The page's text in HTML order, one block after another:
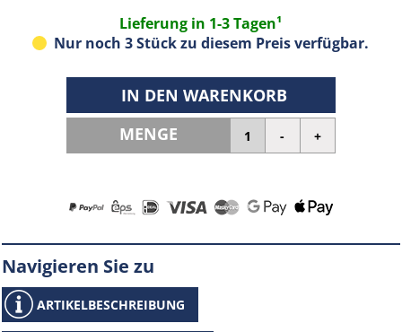
Lieferung in 1-3 Tagen¹
Nur noch 3 Stück zu diesem Preis verfügbar.
IN DEN WARENKORB
MENGE
Navigieren Sie zu
ARTIKELBESCHREIBUNG